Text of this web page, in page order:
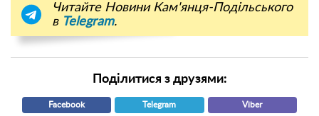
Читайте Новини Кам'янця-Подільського
в Telegram.
Поділитися з друзями:
Facebook Telegram Viber